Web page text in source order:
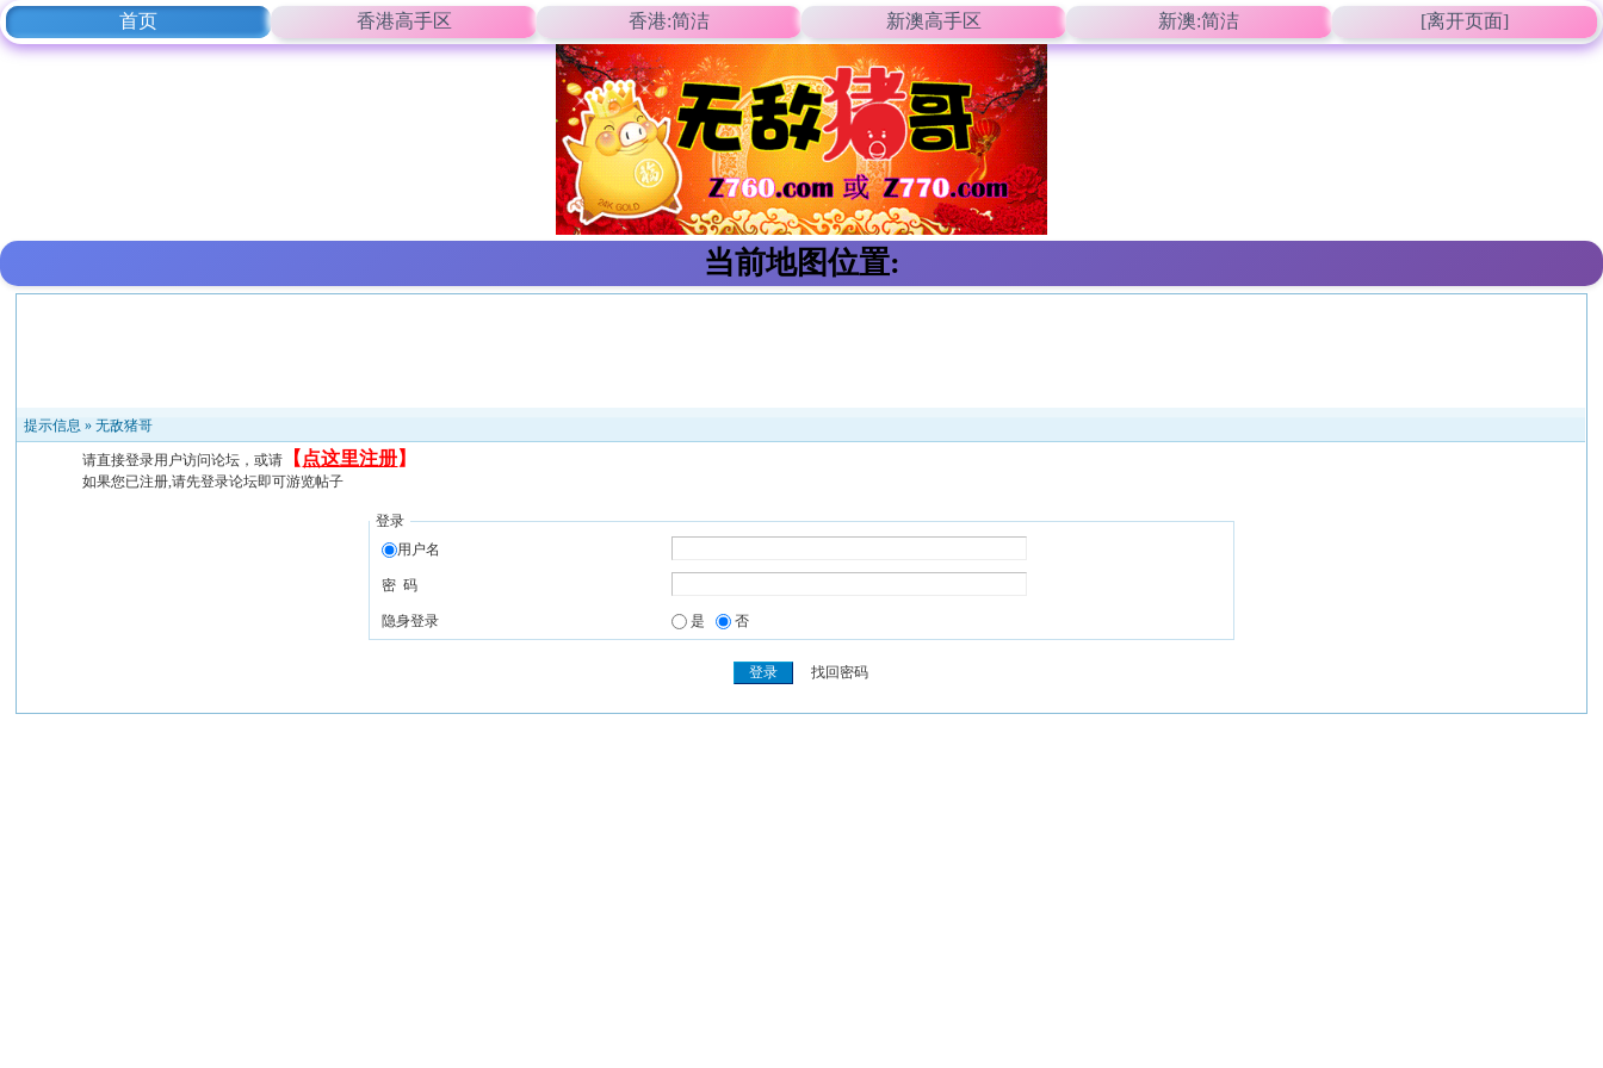
首页 香港高手区 香港:简洁 新澳高手区 新澳:简洁 [离开页面]
当前地图位置:
提示信息 »无敌猪哥
请直接登录用户访问论坛，或请 【 点这里注册】
如果您已注册,请先登录论坛即可游览帖子
登录
用户名
密 码
隐身登录 是 否
找回密码